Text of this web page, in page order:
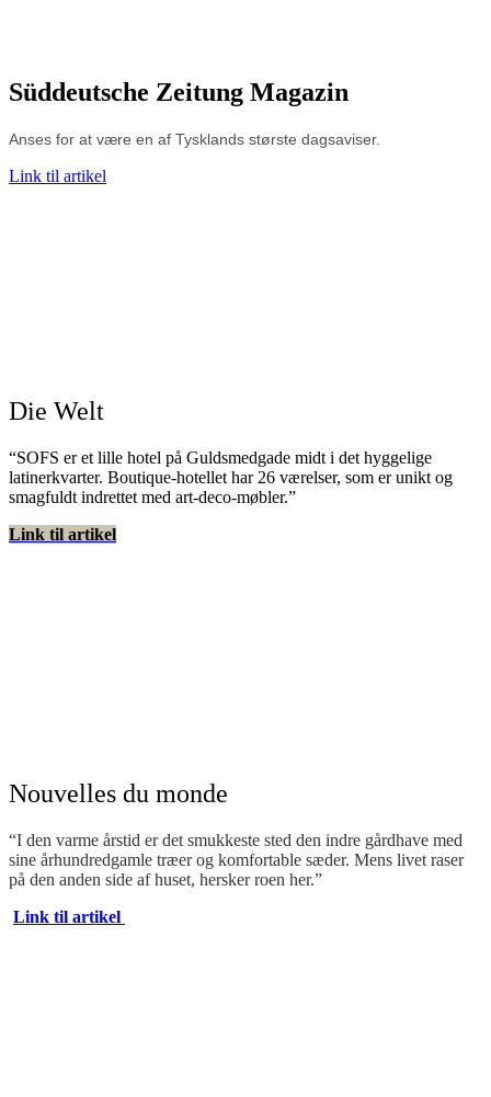
Süddeutsche Zeitung Magazin
Anses for at være en af Tysklands største dagsaviser.
Link til artikel
Die Welt
“SOFS er et lille hotel på Guldsmedgade midt i det hyggelige
latinerkvarter. Boutique-hotellet har 26 værelser, som er unikt og
smagfuldt indrettet med art-deco-møbler.”
Link til artikel
Nouvelles du monde
“I den varme årstid er det smukkeste sted den indre gårdhave med
sine århundredgamle træer og komfortable sæder. Mens livet raser
på den anden side af huset, hersker roen her.”
Link til artikel